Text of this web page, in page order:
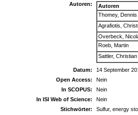
Autoren:
Autoren
Thomey, Dennis
Agrafiotis,
Overbeck,
Roeb, Martin
Sattler, Christian
Datum:
14 September
Open Access:
Nein
In SCOPUS:
Nein
In ISI Web of Science:
Nein
Stichwörter:
Sulfur, energy